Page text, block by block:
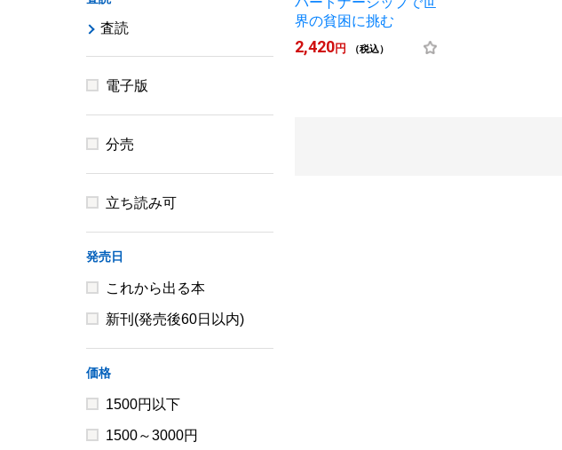
界の貧困に挑む
2,420円 （税込）
査読
電子版
分売
立ち読み可
発売日
これから出る本
新刊(発売後60日以内)
価格
1500円以下
1500～3000円